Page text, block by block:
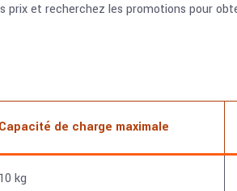
prix et recherchez les promotions pour
Capacité de charge maximale
10 kg